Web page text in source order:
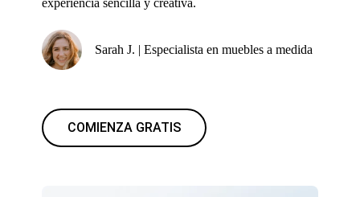
experiencia sencilla y creativa.
Sarah J. | Especialista en muebles a medida
COMIENZA GRATIS